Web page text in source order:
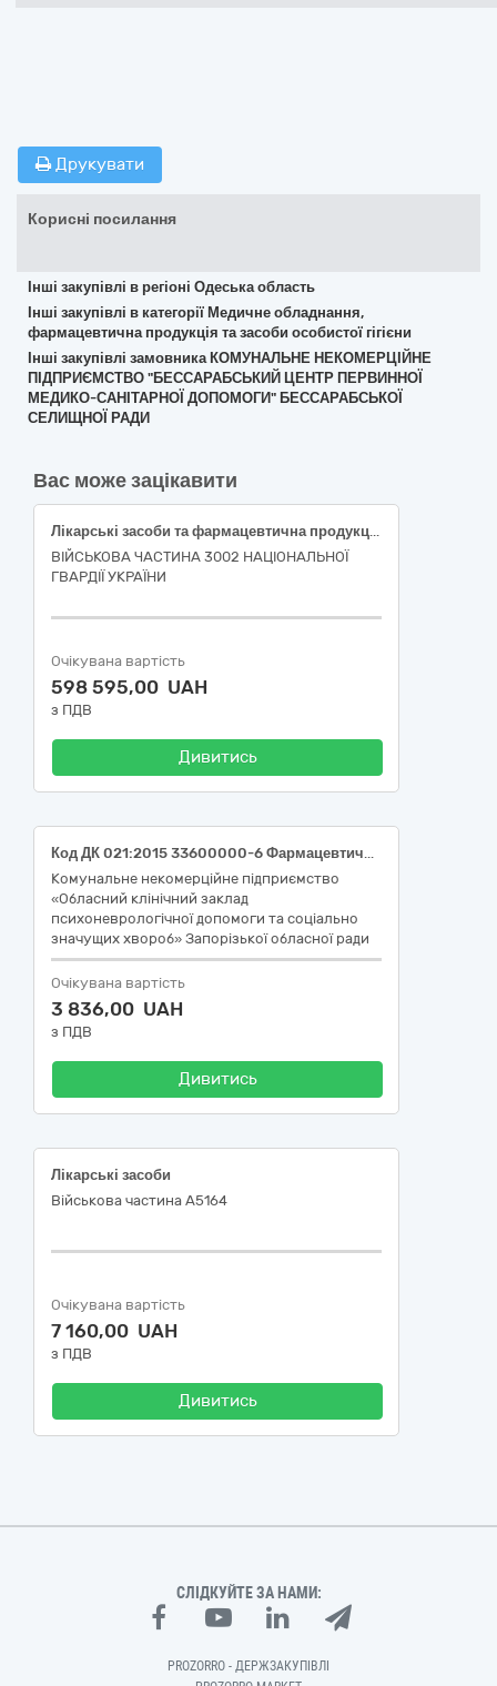
Друкувати
Корисні посилання
Інші закупівлі в регіоні Одеська область
Інші закупівлі в категорії Медичне обладнання,
фармацевтична продукція та засоби особистої гігієни
Інші закупівлі замовника КОМУНАЛЬНЕ НЕКОМЕРЦІЙНЕ
ПІДПРИЄМСТВО "БЕССАРАБСЬКИЙ ЦЕНТР ПЕРВИННОЇ
МЕДИКО-САНІТАРНОЇ ДОПОМОГИ" БЕССАРАБСЬКОЇ
СЕЛИЩНОЇ РАДИ
Вас може зацікавити
Лікарські засоби та фармацевтична продукція
ВІЙСЬКОВА ЧАСТИНА 3002 НАЦІОНАЛЬНОЇ
ГВАРДІЇ УКРАЇНИ
Очікувана вартість
598 595,00 UAH
з ПДВ
Дивитись
Код ДК 021:2015 33600000-6 Фармацевтична продукція (33698000-9 – Вироби для клінічних досліджень/випробувань).
Комунальне некомерційне підприємство
«Обласний клінічний заклад
психоневрологічної допомоги та соціально
значущих хвороб» Запорізької обласної ради
Очікувана вартість
3 836,00 UAH
з ПДВ
Дивитись
Лікарські засоби
Військова частина А5164
Очікувана вартість
7 160,00 UAH
з ПДВ
Дивитись
СЛІДКУЙТЕ ЗА НАМИ:
PROZORRO - ДЕРЖЗАКУПІВЛІ